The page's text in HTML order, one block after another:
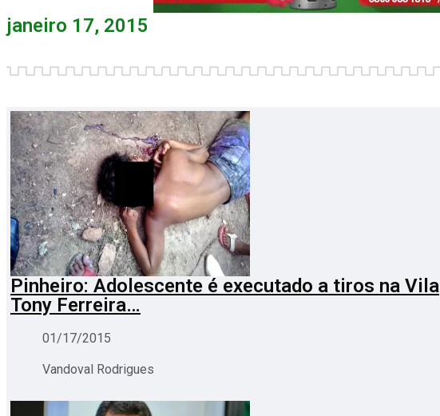
janeiro 17, 2015
Pinheiro: Adolescente é executado a tiros na Vila
Tony Ferreira…
01/17/2015
Vandoval Rodrigues